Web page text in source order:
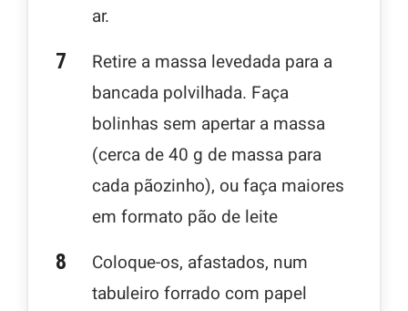
ar.
Retire a massa levedada para a
bancada polvilhada. Faça
bolinhas sem apertar a massa
(cerca de 40 g de massa para
cada pãozinho), ou faça maiores
em formato pão de leite
Coloque-os, afastados, num
tabuleiro forrado com papel